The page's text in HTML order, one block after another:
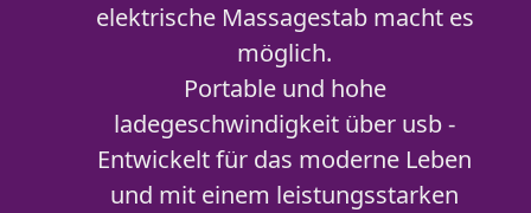
elektrische Massagestab macht es
möglich.
Portable und hohe
ladegeschwindigkeit über usb -
Entwickelt für das moderne Leben
und mit einem leistungsstarken